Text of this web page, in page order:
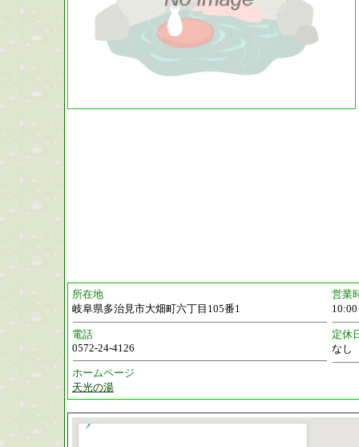
所在地
岐阜県多治見市大畑町六丁目105番1
電話
0572-24-4126
ホームページ
天光の湯
営業
定休
なし